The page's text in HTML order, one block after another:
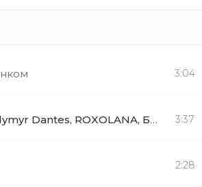
3:04
MONATIK, KAZKA, Сергій Бабкін, Alina Pash, Volodymyr Dantes, ROXOLANA, Богдан Купер 3:37
2:28